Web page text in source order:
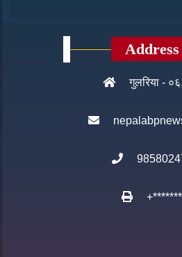
Address
गुलरिया - ०६,